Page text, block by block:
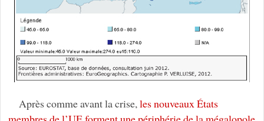
Après comme avant la crise, les nouveaux États